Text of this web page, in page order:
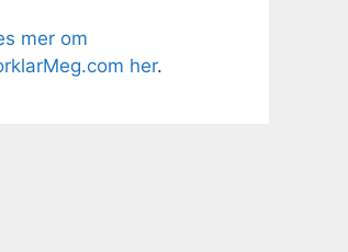
mer om
her.